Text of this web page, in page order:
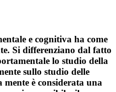
e cognitiva ha come
Si differenziano dal fatto
lo studio della
sullo studio delle
è considerata una